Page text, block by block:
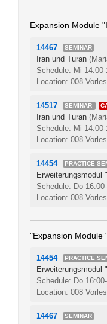
Expansion Module
14467 SEMINAR
Iran und Turan
Schedule: Mi
Location: 008
14517 SEMINAR
Iran und Turan
Schedule: Mi
Location: 008
14454 PRACTICE
Erweiterungsmodul
Schedule: Do
Location: 008
"Expansion Module
14454 PRACTICE
Erweiterungsmodul
Schedule: Do
Location: 008
14467 SEMINAR